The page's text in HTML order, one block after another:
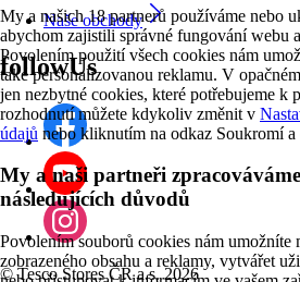
My a našich 18 partnerů používáme nebo
abychom zajistili správné fungování webu
Povolením použití všech cookies nám
také personalizovanou reklamu. V
jen nezbytné cookies, které potřebujeme k
rozhodnutí můžete kdykoliv změnit v
údajů nebo kliknutím na odkaz Soukromí
My a naši partneři
následujících důvodů
Povolením souborů cookies nám umožníte
zobrazeného obsahu a reklamy, vytvářet
Naše obchody
followUs
©Tesco Stores ČR a.s. 2026